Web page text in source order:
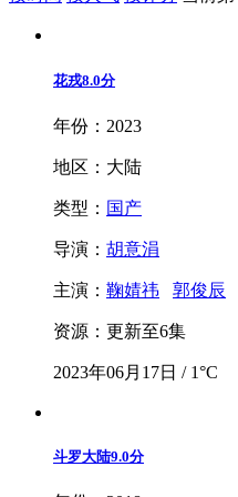
花戎8.0分
年份：2023
地区：大陆
类型： 国产
导演： 胡意涓
主演： 鞠婧祎 郭俊辰
资源：更新至6集
2023年06月17日 / 1°C
斗罗大陆9.0分